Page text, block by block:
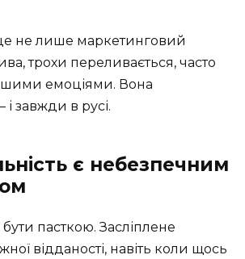
не лише маркетинговий
трохи переливається, часто
емоціями. Вона
завжди в русі.
є небезпечним
пасткою. Засліплене
відданості, навіть коли щось